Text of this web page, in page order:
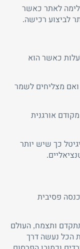
לאתר כאשר
לביצוע רכישה.
כאשר הוא
ואם מצליחים לשמר
אורגנית
כך שיש יותר
פסיבית
ותצמח, העולם
הכל נעשה דרך